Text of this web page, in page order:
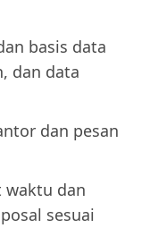
basis data
dan data
dan pesan
waktu dan
sesuai